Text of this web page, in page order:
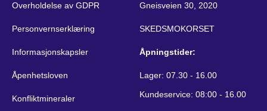
Overholdelse av GDPR
Personvernserklæring
Informasjonskapsler
Åpenhetsloven
Konfliktmineraler
Gneisveien 30, 2020
SKEDSMOKORSET
Åpningstider:
Lager: 07.30 - 16.00
Kundeservice: 08:00 - 16.00